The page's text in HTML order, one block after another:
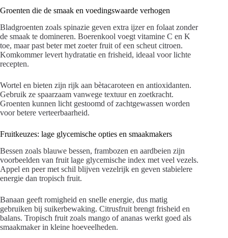
Groenten die de smaak en voedingswaarde verhogen
Bladgroenten zoals spinazie geven extra ijzer en folaat zonder
de smaak te domineren. Boerenkool voegt vitamine C en K
toe, maar past beter met zoeter fruit of een scheut citroen.
Komkommer levert hydratatie en frisheid, ideaal voor lichte
recepten.
Wortel en bieten zijn rijk aan bètacaroteen en antioxidanten.
Gebruik ze spaarzaam vanwege textuur en zoetkracht.
Groenten kunnen licht gestoomd of zachtgewassen worden
voor betere verteerbaarheid.
Fruitkeuzes: lage glycemische opties en smaakmakers
Bessen zoals blauwe bessen, frambozen en aardbeien zijn
voorbeelden van fruit lage glycemische index met veel vezels.
Appel en peer met schil blijven vezelrijk en geven stabielere
energie dan tropisch fruit.
Banaan geeft romigheid en snelle energie, dus matig
gebruiken bij suikerbewaking. Citrusfruit brengt frisheid en
balans. Tropisch fruit zoals mango of ananas werkt goed als
smaakmaker in kleine hoeveelheden.